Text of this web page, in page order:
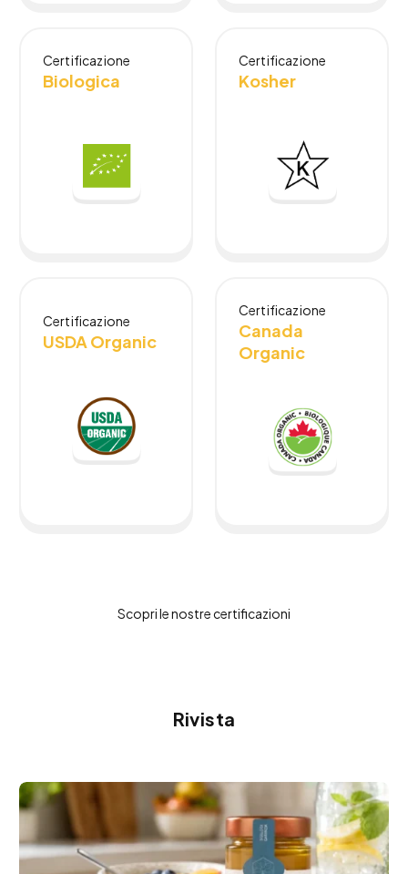
Certificazione
Biologica
Certificazione
Kosher
Certificazione
USDA Organic
Certificazione
Canada
Organic
Scopri le nostre certificazioni
Rivista